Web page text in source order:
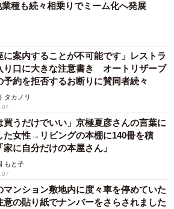
種も続々相乗りでミーム化へ発展
に案内することが不可能です」レストラ
り口に大きな注意書き オートリザーブ
予約を拒否するお断りに賛同者続々
タカノリ
買うだけでいい」京極夏彦さんの言葉に
た女性→リビングの本棚に140冊を積
に自分だけの本屋さん」
もと子
マンション敷地内に度々車を停めていた
の貼り紙でナンバーをさらされました